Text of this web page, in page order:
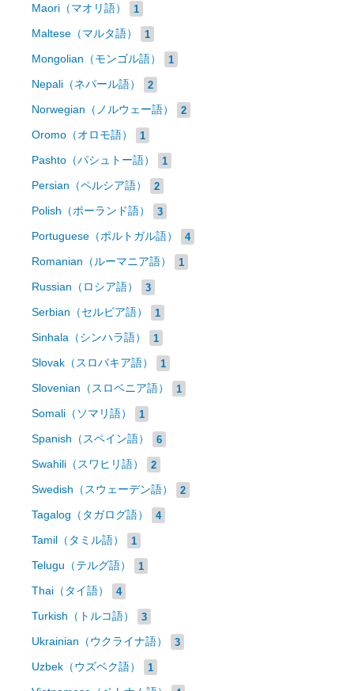
Maori（マオリ語） 1
Maltese（マルタ語） 1
Mongolian（モンゴル語） 1
Nepali（ネパール語） 2
Norwegian（ノルウェー語） 2
Oromo（オロモ語） 1
Pashto（パシュトー語） 1
Persian（ペルシア語） 2
Polish（ポーランド語） 3
Portuguese（ポルトガル語） 4
Romanian（ルーマニア語） 1
Russian（ロシア語） 3
Serbian（セルビア語） 1
Sinhala（シンハラ語） 1
Slovak（スロバキア語） 1
Slovenian（スロベニア語） 1
Somali（ソマリ語） 1
Spanish（スペイン語） 6
Swahili（スワヒリ語） 2
Swedish（スウェーデン語） 2
Tagalog（タガログ語） 4
Tamil（タミル語） 1
Telugu（テルグ語） 1
Thai（タイ語） 4
Turkish（トルコ語） 3
Ukrainian（ウクライナ語） 3
Uzbek（ウズベク語） 1